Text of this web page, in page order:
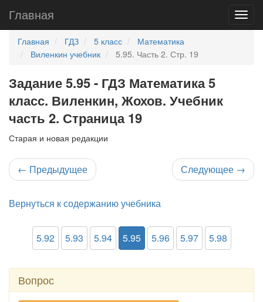
Главная
Главная ГДЗ 5 класс
Математика
Виленкин учебник
5.95. Часть 2. Стр. 19
Задание 5.95 - ГДЗ Математика 5
класс. Виленкин, Жохов. Учебник
часть 2. Страница 19
Старая и новая редакции
← Предыдущее Следующее →
Вернуться к содержанию учебника
5.92 5.93 5.94 5.95 5.96 5.97 5.98
Вопрос